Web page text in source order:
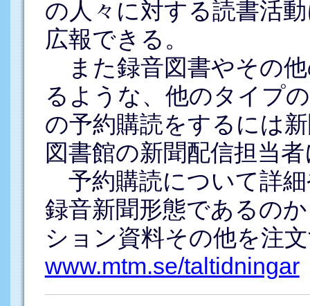
の人々に対する読書活
広報できる。
また録音図書やその
るような、他のタイプ
の予約購読をするには
図書館の新聞配信担当
予約購読について詳
録音新聞形態であるの
ション資料その他を注
www.mtm.se/taltidningar